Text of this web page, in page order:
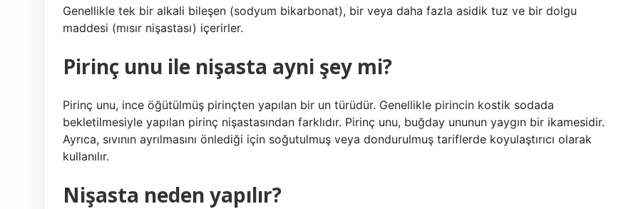
Genellikle tek bir alkali bileşen (sodyum bikarbonat), bir veya daha fazla asidik tuz ve bir dolgu
maddesi (mısır nişastası) içerirler.
Pirinç unu ile nişasta ayni şey mi?
Pirinç unu, ince öğütülmüş pirinçten yapılan bir un türüdür. Genellikle pirincin kostik sodada
bekletilmesiyle yapılan pirinç nişastasından farklıdır. Pirinç unu, buğday ununun yaygın bir ikamesidir.
Ayrıca, sıvının ayrılmasını önlediği için soğutulmuş veya dondurulmuş tariflerde koyulaştırıcı olarak
kullanılır.
Nişasta neden yapılır?